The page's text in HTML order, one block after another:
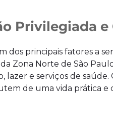
Privilegiada
dos principais fatores a
Zona Norte de São
lazer e serviços de
de uma vida prática